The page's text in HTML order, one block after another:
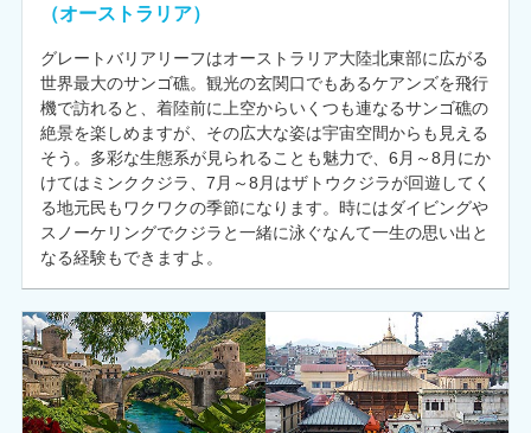
（オーストラリア）
グレートバリアリーフはオーストラリア大陸北東部に広がる
世界最大のサンゴ礁。観光の玄関口でもあるケアンズを飛行
機で訪れると、着陸前に上空からいくつも連なるサンゴ礁の
絶景を楽しめますが、その広大な姿は宇宙空間からも見える
そう。多彩な生態系が見られることも魅力で、6月～8月にか
けてはミンククジラ、7月～8月はザトウクジラが回遊してく
る地元民もワクワクの季節になります。時にはダイビングや
スノーケリングでクジラと一緒に泳ぐなんて一生の思い出と
なる経験もできますよ。